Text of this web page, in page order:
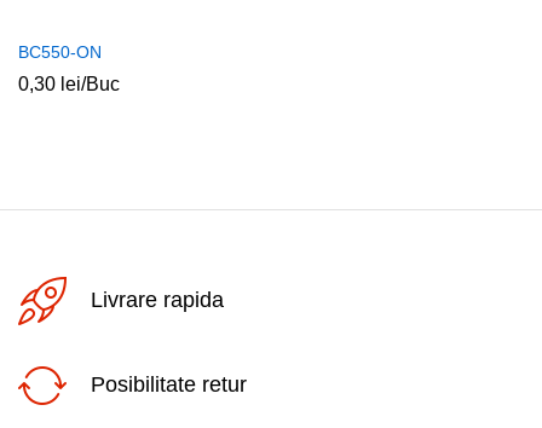
BC550-ON
0,30 lei/Buc
Livrare rapida
Posibilitate retur